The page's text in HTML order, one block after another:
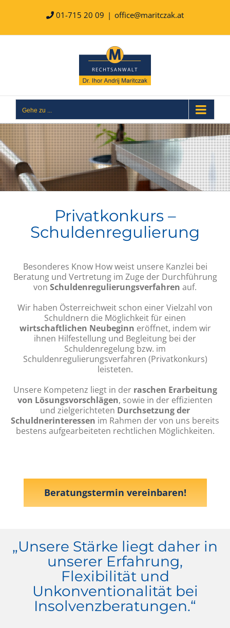
01-715 20 09 | office@maritczak.at
Gehe zu ...
Privatkonkurs –
Schuldenregulierung
Besonderes Know How weist unsere Kanzlei bei
Beratung und Vertretung im Zuge der Durchführung
von Schuldenregulierungsverfahren auf.
Wir haben Österreichweit schon einer Vielzahl von
Schuldnern die Möglichkeit für einen
wirtschaftlichen Neubeginn eröffnet, indem wir
ihnen Hilfestellung und Begleitung bei der
Schuldenregelung bzw. im
Schuldenregulierungsverfahren (Privatkonkurs)
leisteten.
Unsere Kompetenz liegt in der raschen Erarbeitung
von Lösungsvorschlägen, sowie in der effizienten
und zielgerichteten Durchsetzung der
Schuldnerinteressen im Rahmen der von uns bereits
bestens aufgearbeiteten rechtlichen Möglichkeiten.
Beratungstermin vereinbaren!
„Unsere Stärke liegt daher in
unserer Erfahrung,
Flexibilität und
Unkonventionalität bei
Insolvenzberatungen.“